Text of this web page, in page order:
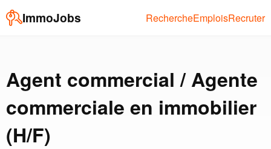
ImmoJobs RechercheEmploisRecruter
Agent commercial / Agente
commerciale en immobilier
(H/F)